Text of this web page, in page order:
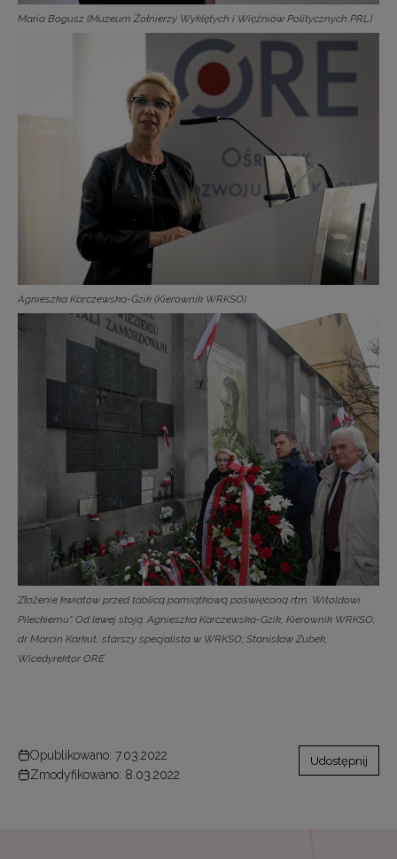
Maria Bogusz (Muzeum Żołnierzy Wyklętych i Więźniów Politycznych PRL)
Agnieszka Karczewska-Gzik (Kierownik WRKSO)
Złożenie kwiatów przed tablicą pamiątkową poświęconą rtm. Witoldowi
Pileckiemu". Od lewej stoją: Agnieszka Karczewska-Gzik, Kierownik WRKSO;
dr Marcin Karkut, starszy specjalista w WRKSO; Stanisław Zubek,
Wicedyrektor ORE
Opublikowano: 7.03.2022
Zmodyfikowano: 8.03.2022
Udostępnij